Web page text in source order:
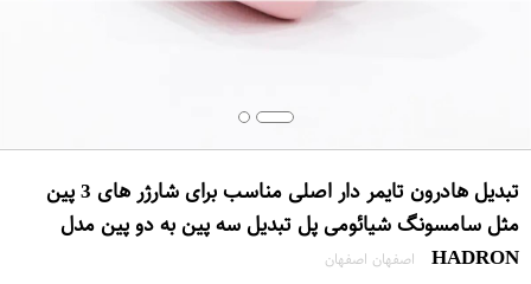
تبدیل هادرون تایمر دار اصلی مناسب برای شارژر های 3 پین
مثل سامسونگ شیائومی پل تبدیل سه پین به دو پین مدل
HADRON
اصفهان اصفهان